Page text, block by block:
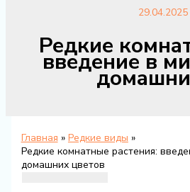
29.04.2025
Редкие
введение в
Главная
Редкие виды
Редкие комнатные растения:
домашних цветов